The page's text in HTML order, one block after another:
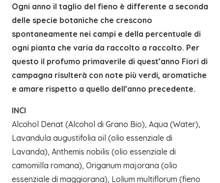
Ogni anno il taglio del fieno è differente a seconda
delle specie botaniche che crescono
spontaneamente nei campi e della percentuale di
ogni pianta che varia da raccolto a raccolto. Per
questo il profumo primaverile di quest’anno Fiori di
campagna risulterà con note più verdi, aromatiche
e amare rispetto a quello dell’anno precedente.
INCI
Alcohol Denat (Alcohol di Grano Bio), Aqua (Water),
Lavandula augustifolia oil (olio essenziale di
Lavanda), Anthemis nobilis (olio essenziale di
camomilla romana), Origanum majorana (olio
essenziale di maggiorana), Lolium multiflorum (fieno